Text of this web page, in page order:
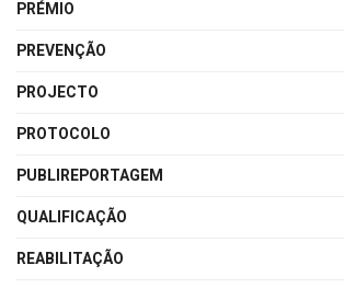
PRÉMIO
PREVENÇÃO
PROJECTO
PROTOCOLO
PUBLIREPORTAGEM
QUALIFICAÇÃO
REABILITAÇÃO